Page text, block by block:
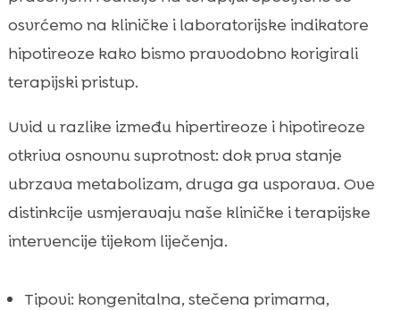
osvrćemo na kliničke i laboratorijske indikatore
hipotireoze kako bismo pravodobno korigirali
terapijski pristup.
Uvid u razlike između hipertireoze i hipotireoze
otkriva osnovnu suprotnost: dok prva stanje
ubrzava metabolizam, druga ga usporava. Ove
distinkcije usmjeravaju naše kliničke i terapijske
intervencije tijekom liječenja.
Tipovi: kongenitalna, stečena primarna,